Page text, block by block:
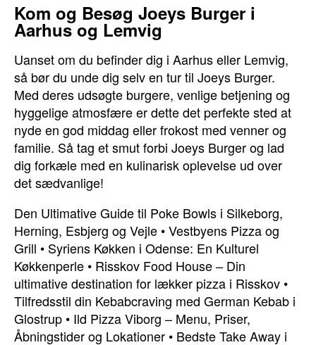
Kom og Besøg Joeys Burger i
Aarhus og Lemvig
Uanset om du befinder dig i Aarhus eller Lemvig,
så bør du unde dig selv en tur til Joeys Burger.
Med deres udsøgte burgere, venlige betjening og
hyggelige atmosfære er dette det perfekte sted at
nyde en god middag eller frokost med venner og
familie. Så tag et smut forbi Joeys Burger og lad
dig forkæle med en kulinarisk oplevelse ud over
det sædvanlige!
Den Ultimative Guide til Poke Bowls i Silkeborg,
Herning, Esbjerg og Vejle •Vestbyens Pizza og
Grill • Syriens Køkken i Odense: En Kulturel
Køkkenperle • Risskov Food House – Din
ultimative destination for lækker pizza i Risskov •
Tilfredsstil din Kebabcraving med German Kebab i
Glostrup • Ild Pizza Viborg – Menu, Priser,
Åbningstider og Lokationer • Bedste Take Away i